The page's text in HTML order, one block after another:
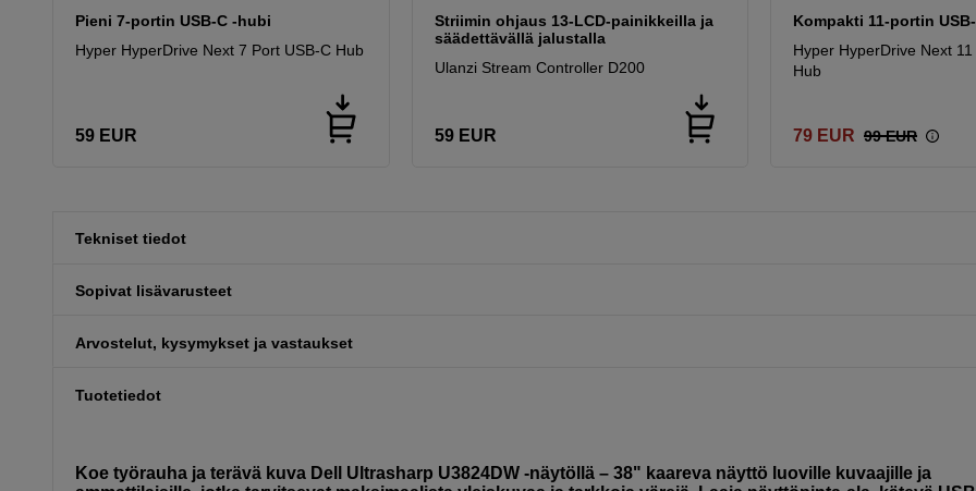
Pieni 7-portin USB-C -hubi
Hyper HyperDrive Next 7 Port USB-C Hub
59 EUR
Striimin ohjaus 13-LCD-painikkeilla ja
säädettävällä jalustalla
Ulanzi Stream Controller D200
59 EUR
Kompakti 11-portin
Hyper HyperDrive Next
Hub
79 EUR 99 EUR
Tekniset tiedot
Sopivat lisävarusteet
Arvostelut, kysymykset ja vastaukset
Tuotetiedot
Koe työrauha ja terävä kuva Dell Ultrasharp U3824DW -näytöllä – 38" kaareva näyttö luoville kuvaajille ja